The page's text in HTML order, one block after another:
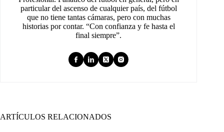
particular del ascenso de cualquier país, del fútbol
que no tiene tantas cámaras, pero con muchas
historias por contar. “Con confianza y fe hasta el
final siempre”.
ARTÍCULOS RELACIONADOS